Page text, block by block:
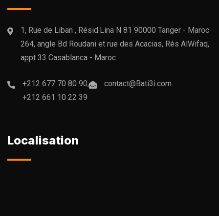
1, Rue de Liban , Résid.Lina N 81 90000 Tanger - Maroc
264, angle Bd Roudani et rue des Acacias, Rés AlWifaq,
appt 33 Casablanca - Maroc
+212 677 70 80 90,
+212 661 10 22 39
contact@Bati3i.com
Localisation